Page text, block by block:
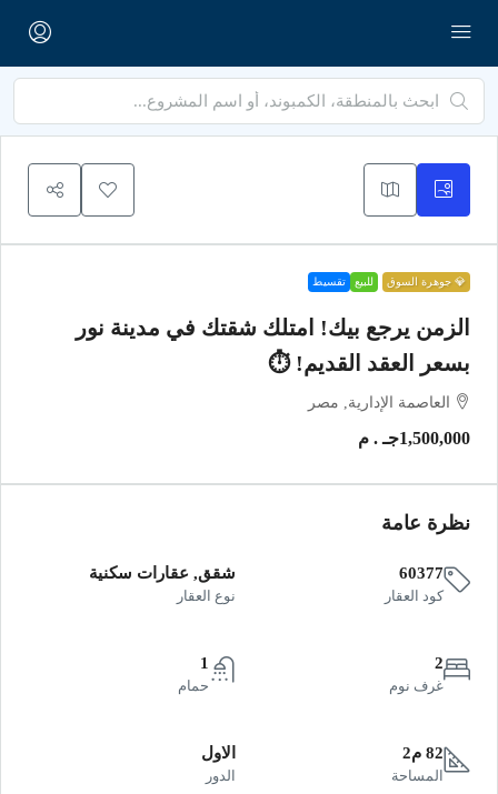
💎 جوهرة السوق للبيع تقسيط
الزمن يرجع بيك! امتلك شقتك في مدينة نور
بسعر العقد القديم! ⏱️
العاصمة الإدارية, مصر
1,500,000جـ . م
نظرة عامة
60377
كود العقار
شقق, عقارات سكنية
نوع العقار
2
غرف نوم
1
حمام
82 م2
المساحة
الاول
الدور